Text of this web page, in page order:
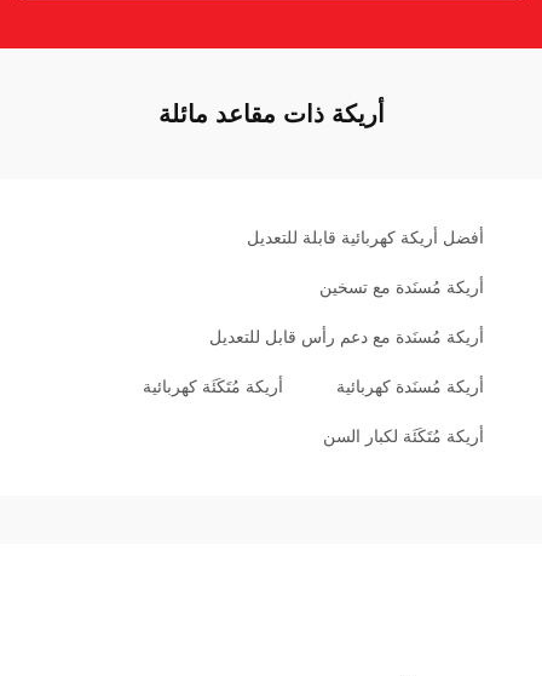
أريكة ذات مقاعد مائلة
أفضل أريكة كهربائية قابلة للتعديل
أريكة مُسنَدة مع تسخين
أريكة مُسنَدة مع دعم رأس قابل للتعديل
أريكة مُسنَدة كهربائية أريكة مُتَكَئَة كهربائية
أريكة مُتَكَئَة لكبار السن